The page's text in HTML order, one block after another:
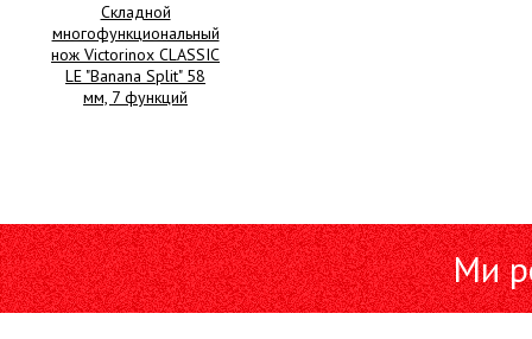
Складной
многофункциональный
нож Victorinox CLASSIC
LE "Banana Split" 58
мм, 7 функций
Ми